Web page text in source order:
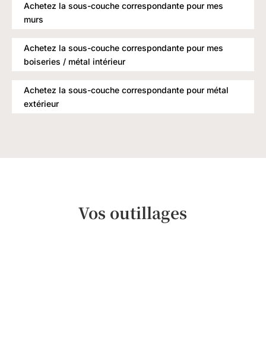
Achetez la sous-couche correspondante pour mes
murs
Achetez la sous-couche correspondante pour mes
boiseries / métal intérieur
Achetez la sous-couche correspondante pour métal
extérieur
Vos outillages